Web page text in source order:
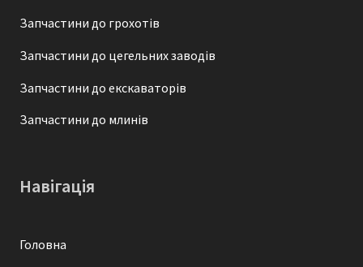
Запчастини до грохотів
Запчастини до цегельних заводів
Запчастини до екскаваторів
Запчастини до млинів
Навігація
Головна